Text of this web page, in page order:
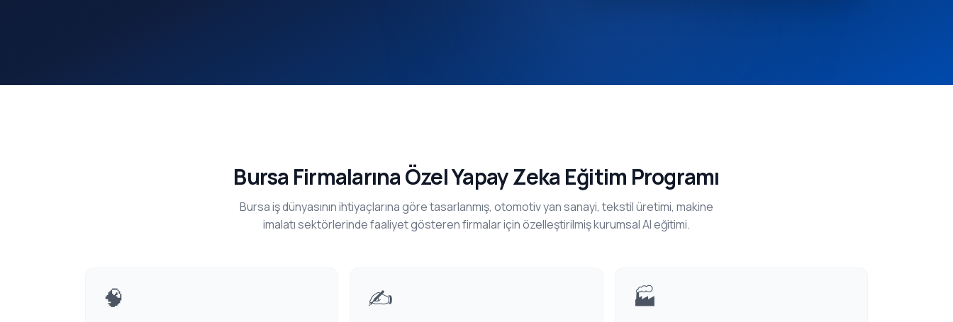
Bursa Firmalarına Özel Yapay Zeka Eğitim Programı
Bursa iş dünyasının ihtiyaçlarına göre tasarlanmış, otomotiv yan sanayi, tekstil üretimi, makine
imalatı sektörlerinde faaliyet gösteren firmalar için özelleştirilmiş kurumsal AI eğitimi.
🧠 ✍️ 🏭